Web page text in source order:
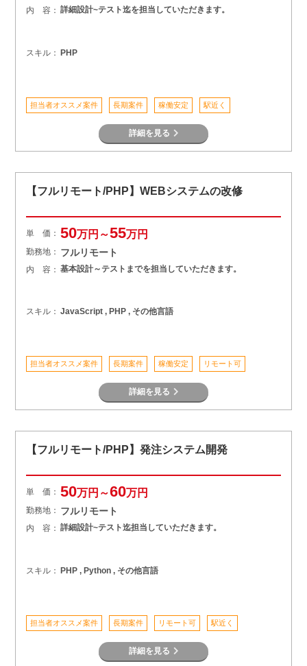
内 容： 詳細設計~テスト迄を担当していただきます。
スキル： PHP
担当者オススメ案件 長期案件 稼働安定 駅近く
詳細を見る
【フルリモート/PHP】WEBシステムの改修
単 価： 50万円～55万円
勤務地： フルリモート
内 容： 基本設計～テストまでを担当していただきます。
スキル： JavaScript , PHP , その他言語
担当者オススメ案件 長期案件 稼働安定 リモート可
詳細を見る
【フルリモート/PHP】発注システム開発
単 価： 50万円～60万円
勤務地： フルリモート
内 容： 詳細設計~テスト迄担当していただきます。
スキル： PHP , Python , その他言語
担当者オススメ案件 長期案件 リモート可 駅近く
詳細を見る